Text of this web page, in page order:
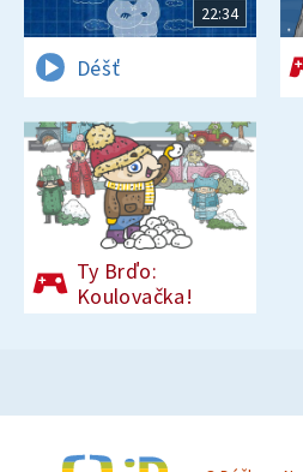
22:34
Déšť
Ty Brďo:
Koulovačka!